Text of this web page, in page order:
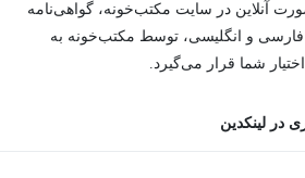
آنلاین در سایت مکتب‌خونه، گواهی‌نامه
فارسی و انگلیسی، توسط مکتب‌خونه به
شما قرار می‌گیرد.
در لینکدین